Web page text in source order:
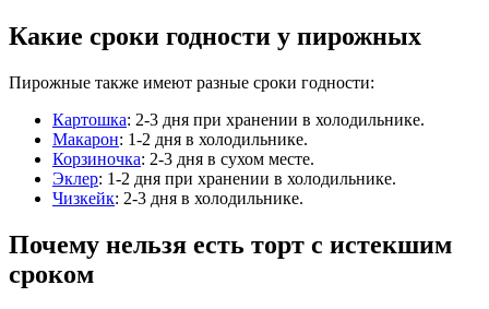
Какие сроки годности у пирожных
Пирожные также имеют разные сроки годности:
Картошка: 2-3 дня при хранении в холодильнике.
Макарон: 1-2 дня в холодильнике.
Корзиночка: 2-3 дня в сухом месте.
Эклер: 1-2 дня при хранении в холодильнике.
Чизкейк: 2-3 дня в холодильнике.
Почему нельзя есть торт с истекшим
сроком